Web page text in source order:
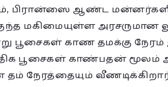
பிரான்ஸை ஆண்ட
மகிமையுள்ள
பூசைகள் காண தமக்கு நேரம்
பூசைகள் காண்பதன் மூலம்
நேரத்தையும்